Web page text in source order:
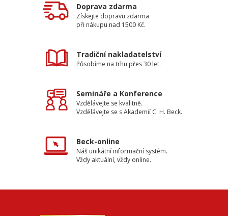
Doprava zdarma
Získejte dopravu zdarma
při nákupu nad 1500 Kč.
Tradiční nakladatelství
Působíme na trhu přes 30 let.
Semináře a Konference
Vzdělávejte se kvalitně.
Vzdělávejte se s Akademií C. H. Beck.
Beck-online
Náš unikátní informační systém.
Vždy aktuální, vždy online.